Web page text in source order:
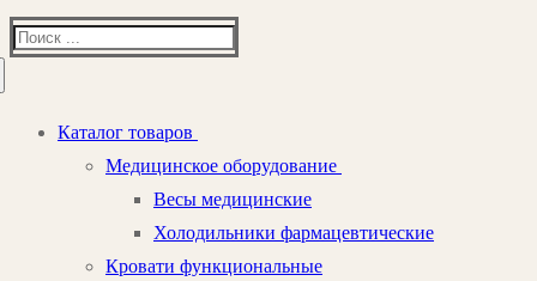
Найти:
Каталог товаров
Медицинское оборудование
Весы медицинские
Холодильники фармацевтические
Кровати функциональные